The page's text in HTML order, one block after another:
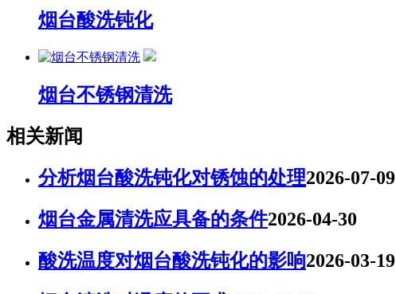
烟台酸洗钝化
烟台不锈钢清洗
相关新闻
分析烟台酸洗钝化对锈蚀的处理2026-07-09
烟台金属清洗应具备的条件2026-04-30
酸洗温度对烟台酸洗钝化的影响2026-03-19